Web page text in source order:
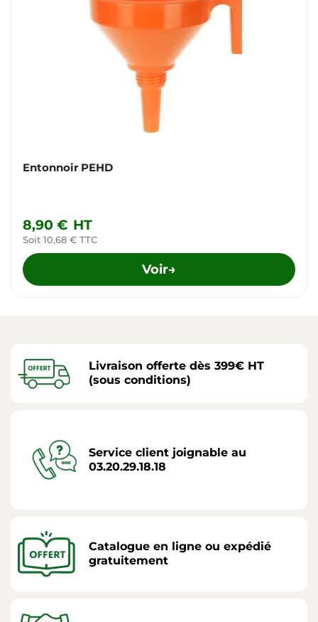
Entonnoir PEHD
8,90 € HT
Soit 10,68 € TTC
Voir→
Livraison offerte dès 399€ HT
(sous conditions)
Service client joignable au
03.20.29.18.18
Catalogue en ligne ou expédié
gratuitement